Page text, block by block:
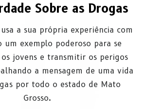
Sobre as Drogas
a sua própria experiência com
um exemplo poderoso para se
jovens e transmitir os perigos
a mensagem de uma vida
por todo o estado de Mato
Grosso.